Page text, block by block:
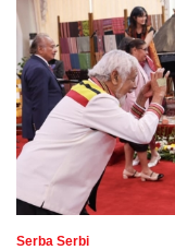
Serba Serbi